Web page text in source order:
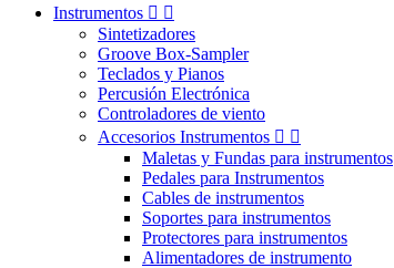
Instrumentos  
Sintetizadores
Groove Box-Sampler
Teclados y Pianos
Percusión Electrónica
Controladores de viento
Accesorios Instrumentos  
Maletas y Fundas para instrumentos
Pedales para Instrumentos
Cables de instrumentos
Soportes para instrumentos
Protectores para instrumentos
Alimentadores de instrumento